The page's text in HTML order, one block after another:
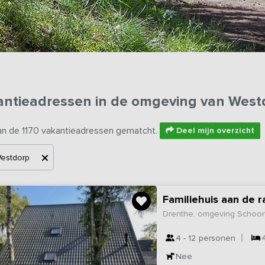
in de omgeving van
de 1170 vakantieadressen gematcht. Deel mijn overzicht
Familiehuis aan de
Drenthe, omgeving
4 - 12 personen
Nee